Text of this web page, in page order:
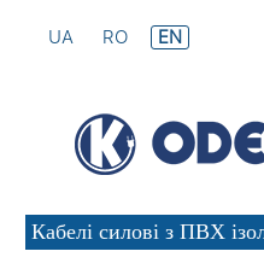
UA RO EN
Кабелі силові з ПВХ